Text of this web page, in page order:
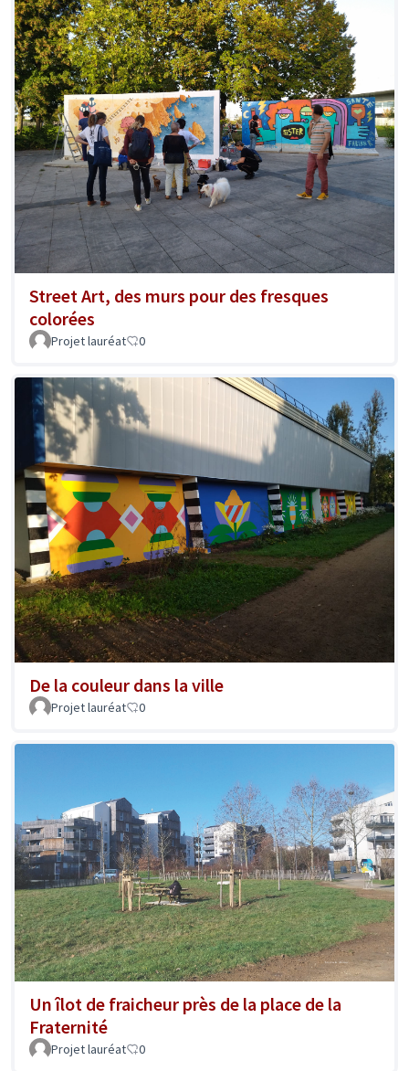
Street Art, des murs pour des fresques
colorées
Projet lauréat 0
De la couleur dans la ville
Projet lauréat 0
Un îlot de fraicheur près de la place de la
Fraternité
Projet lauréat 0